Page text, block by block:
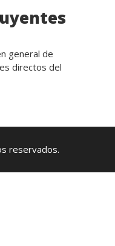
general de
directos del
reservados.